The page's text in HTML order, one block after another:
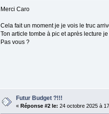
Merci Caro
Cela fait un moment je je vois le truc
Ton article tombe à pic et après lecture
Pas vous ?
Futur Budget ?!!!
« Réponse #2 le: 24 octobre 2025 à